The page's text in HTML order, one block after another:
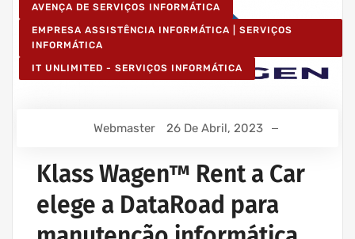
AVENÇA DE SERVIÇOS INFORMÁTICA
EMPRESA ASSISTÊNCIA INFORMÁTICA | SERVIÇOS
INFORMÁTICA
IT UNLIMITED - SERVIÇOS INFORMÁTICA
Webmaster 26 De Abril, 2023
Klass Wagen™ Rent a Car
elege a DataRoad para